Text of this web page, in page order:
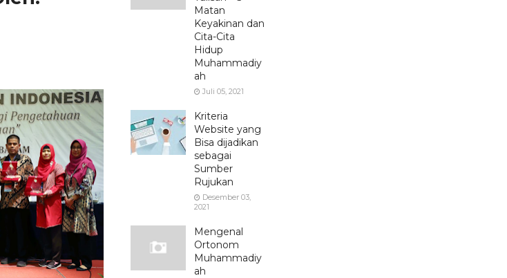
Matan
Keyakinan dan
Cita-Cita
Hidup
Muhammadiy
ah
Juli 05, 2021
Kriteria
Website yang
Bisa dijadikan
sebagai
Sumber
Rujukan
Desember 03,
2021
Mengenal
Ortonom
Muhammadiy
ah